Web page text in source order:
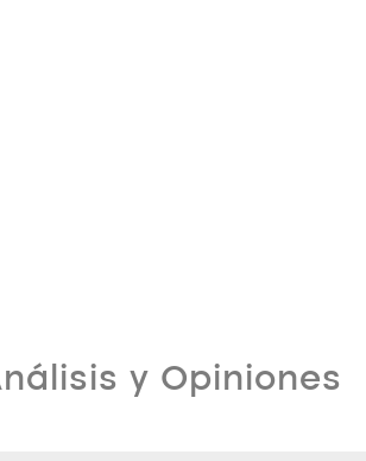
y Opiniones